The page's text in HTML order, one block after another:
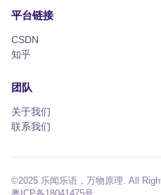
平台链接
CSDN
知乎
团队
关于我们
联系我们
©2025 乐闻乐语，万物原理. All